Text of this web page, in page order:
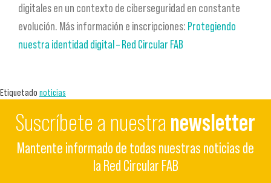
digitales en un contexto de ciberseguridad en constante
evolución. Más información e inscripciones: Protegiendo
nuestra identidad digital – Red Circular FAB
Etiquetado noticias
Suscríbete a nuestra newsletter
Mantente informado de todas nuestras noticias de
la Red Circular FAB